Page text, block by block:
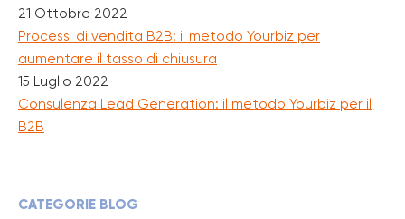
CATEGORIE BLOG
21 Ottobre 2022
Processi di vendita B2B: il metodo Yourbiz per
aumentare il tasso di chiusura
15 Luglio 2022
Consulenza Lead Generation: il metodo Yourbiz per il
B2B